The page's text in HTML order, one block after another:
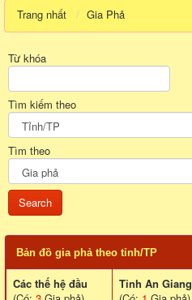
Trang nhất Gia Phả
Từ khóa
Tìm kiếm theo
Tìm theo
Bản đồ gia phả theo tỉnh/TP
Các thế hệ đầu
Tỉnh An Giang